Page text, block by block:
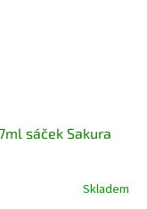
sáček Sakura
Skladem